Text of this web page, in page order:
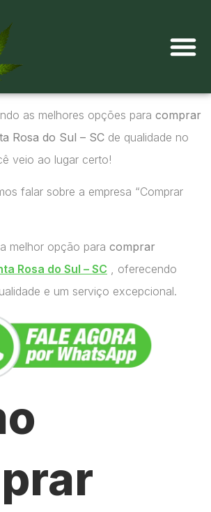
as melhores opções para comprar
Rosa do Sul – SC de qualidade no
veio ao lugar certo!
falar sobre a empresa “Comprar
melhor opção para comprar
Rosa do Sul – SC , oferecendo
e um serviço excepcional.